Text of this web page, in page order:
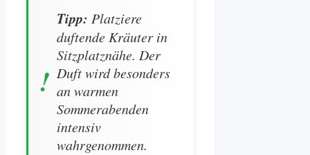
Tipp: Platziere
duftende Kräuter in
Sitzplatznähe. Der
Duft wird besonders
an warmen
Sommerabenden
intensiv
wahrgenommen.